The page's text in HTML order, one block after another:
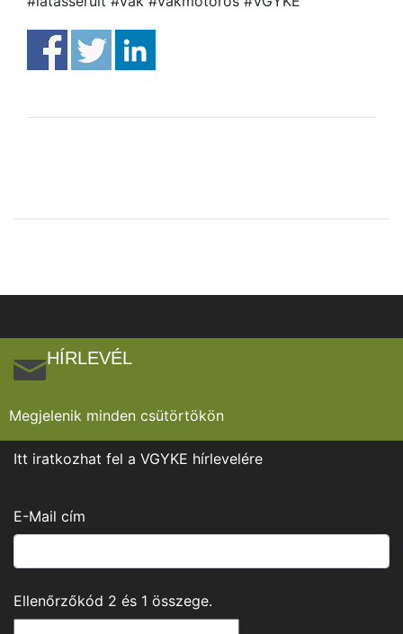
HÍRLEVÉL
Megjelenik minden csütörtökön
Itt iratkozhat fel a VGYKE hírlevelére
E-Mail cím
Ellenőrzőkód 2 és 1 összege.